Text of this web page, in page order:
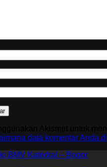
data komentar Anda
BMV Katedral – Bogor